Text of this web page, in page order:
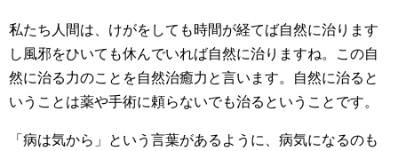
私たち人間は、けがをしても時間が経てば自然に治ります
し風邪をひいても休んでいれば自然に治りますね。この自
然に治る力のことを自然治癒力と言います。自然に治ると
いうことは薬や手術に頼らないでも治るということです。
「病は気から」という言葉があるように、病気になるのも